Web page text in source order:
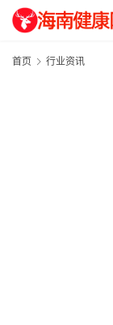
首页 行业资讯